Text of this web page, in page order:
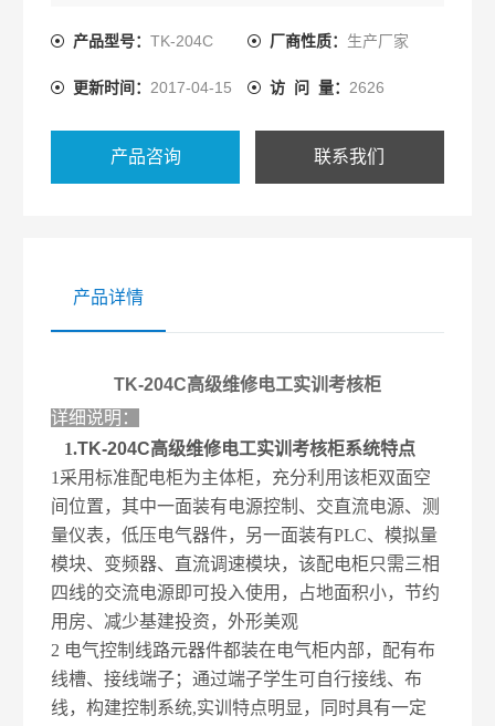
用房、减少基建投资，外形美观
产品型号：TK-204C 厂商性质： 生产厂家
更新时间： 2017-04-15 访 问 量： 2626
产品咨询 联系我们
产品详情
TK-204C高级维修电工实训考核柜
详细说明：
1.TK-204C高级维修电工实训考核柜系统特点
1 采用标准配电柜为主体柜，充分利用该柜双面空
间位置，其中一面装有电源控制、交直流电源、测
量仪表，低压电气器件，另一面装有PLC、模拟量
模块、变频器、直流调速模块，该配电柜只需三相
四线的交流电源即可投入使用，占地面积小，节约
用房、减少基建投资，外形美观
2 电气控制线路元器件都装在电气柜内部，配有布
线槽、接线端子；通过端子学生可自行接线、布
线，构建控制系统,实训特点明显，同时具有一定